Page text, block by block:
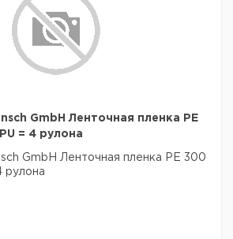
GmbH Ленточная пленка PE
= 4 рулона
GmbH Ленточная пленка PE 300
рулона